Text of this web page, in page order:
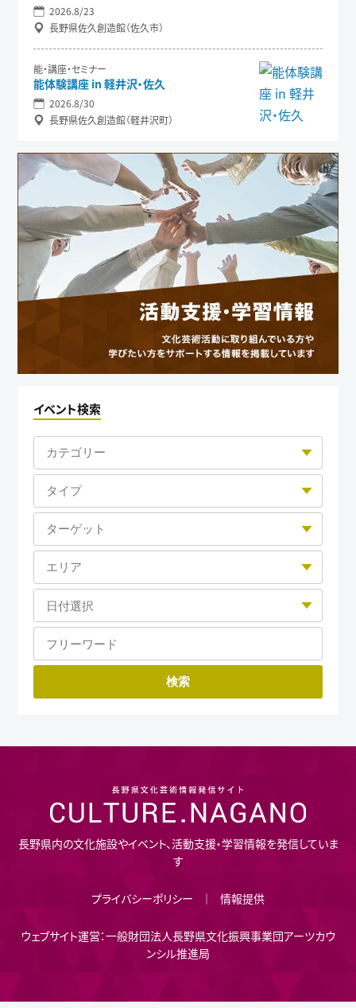
2026.8/23
長野県佐久創造館（佐久市）
能・講座・セミナー
能体験講座 in 軽井沢・佐久
2026.8/30
長野県佐久創造館（軽井沢町）
イベント検索
長野県内の文化施設やイベント、活動支援・学習情報を発信していま
す
プライバシーポリシー 情報提供
ウェブサイト運営：一般財団法人長野県文化振興事業団アーツカウ
ンシル推進局